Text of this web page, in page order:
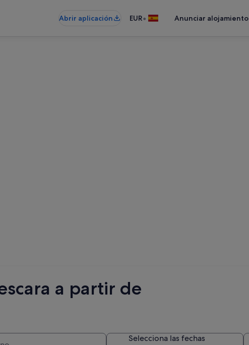
Abrir aplicación EUR• Anunciar alojamiento
a partir de
Selecciona las fechas